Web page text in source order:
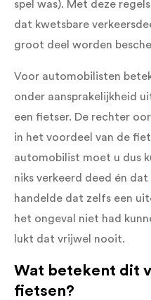
spel was). Met deze
dat kwetsbare
groot deel worden
Voor automobilisten
onder aansprakelijkheid
een fietser. De rechter
in het voordeel van de
automobilist moet u dus
niks verkeerd deed én
handelde dat zelfs een
het ongeval niet had
lukt dat vrijwel nooit.
Wat betekent dit
fietsen?